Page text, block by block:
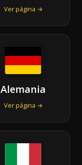
Ver página →
Alemania
Ver página →